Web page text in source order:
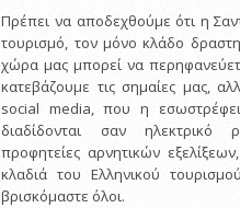
Πρέπει να αποδεχθούμε ότι η
τουρισμό, τον μόνο κλάδο
χώρα μας μπορεί να
κατεβάζουμε τις σημαίες μας,
social media, που η
διαδίδονται σαν ηλεκτρικό
προφητείες αρνητικών
κλαδιά του Ελληνικού
βρισκόμαστε όλοι.